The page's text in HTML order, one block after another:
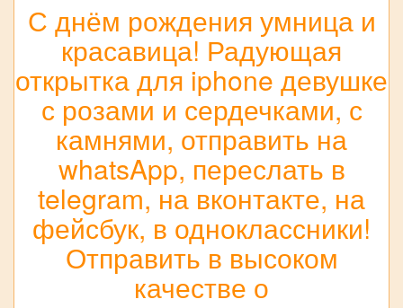
С днём рождения умница и
красавица! Радующая
открытка для iphone девушке
с розами и сердечками, с
камнями, отправить на
whatsApp, переслать в
telegram, на вконтакте, на
фейсбук, в одноклассники!
Отправить в высоком
качестве о